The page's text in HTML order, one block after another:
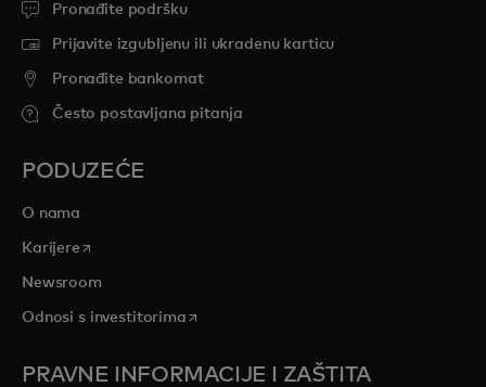
Pronađite podršku
Prijavite izgubljenu ili ukradenu karticu
Pronađite bankomat
Često postavljana pitanja
PODUZEĆE
O nama
Karijereopens in a new tab
Newsroom
Odnosi s investitorimaopens in a new tab
PRAVNE INFORMACIJE I ZAŠTITA